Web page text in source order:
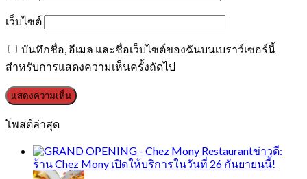
เว็บไซต์
บันทึกชื่อ, อีเมล และชื่อเว็บไซต์ของฉันบนเบราว์เซอร์นี้
สำหรับการแสดงความเห็นครั้งถัดไป
โพสต์ล่าสุด
ข่าวดี:
ร้าน Chez Mony เปิดให้บริการในวันที่ 26 กันยายนนี้!